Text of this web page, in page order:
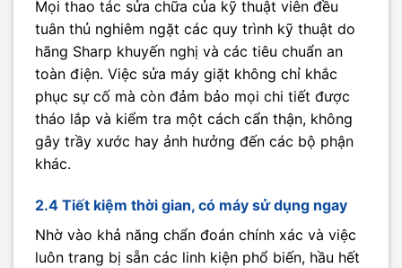
Mọi thao tác sửa chữa của kỹ thuật viên đều
tuân thủ nghiêm ngặt các quy trình kỹ thuật do
hãng Sharp khuyến nghị và các tiêu chuẩn an
toàn điện. Việc sửa máy giặt không chỉ khắc
phục sự cố mà còn đảm bảo mọi chi tiết được
tháo lắp và kiểm tra một cách cẩn thận, không
gây trầy xước hay ảnh hưởng đến các bộ phận
khác.
2.4 Tiết kiệm thời gian, có máy sử dụng ngay
Nhờ vào khả năng chẩn đoán chính xác và việc
luôn trang bị sẵn các linh kiện phổ biến, hầu hết